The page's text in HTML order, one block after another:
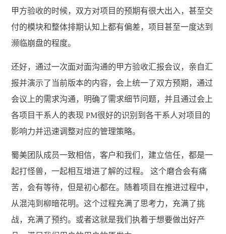
甲方验收的时候，双方对项目的预期有很大出入，甚至交
付的模块和整体排期认知上都有偏差，项目甚至一度达到
濒临崩盘的程度。
还好，通过一次面对面沟通的甲方验收汇报会议，亲自汇
报并演示了当前版本的内容，会上统一了双方预期，通过
会议上的需求沟通，明确了需求细节问题，并且通过会上
各项目干系人的表现 PM很好的识别到各干系人对项目的
影响力并迅速调整对应的管理策略。
蜀美团队成员一致相信，客户和我们，建立信任，都是一
起打怪兽，一起相互增进了解的过程。 这个磨合会有痛
苦，会有等待，但是初心都在。随着项目在推进过程中，
从混沌到柳暗花明。这个过程充满了思考力，充满了挑
战，充满了预约。或者这就是我们执着于想要做出好产